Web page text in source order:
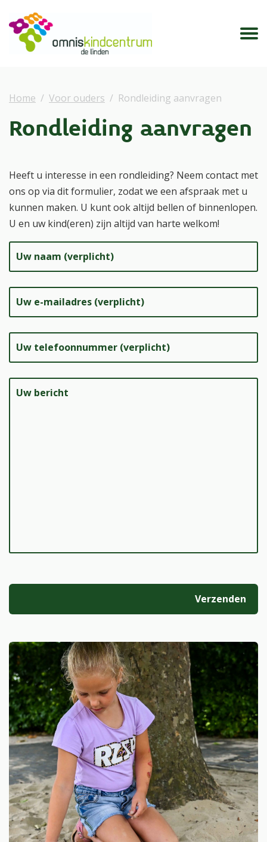
Home Voor ouders Rondleiding aanvragen
Rondleiding aanvragen
Heeft u interesse in een rondleiding? Neem contact met
ons op via dit formulier, zodat we een afspraak met u
kunnen maken. U kunt ook altijd bellen of binnenlopen.
U en uw kind(eren) zijn altijd van harte welkom!
Uw naam (verplicht)
Uw e-mailadres (verplicht)
Uw telefoonnummer (verplicht)
Uw bericht
Gelieve
leeg te